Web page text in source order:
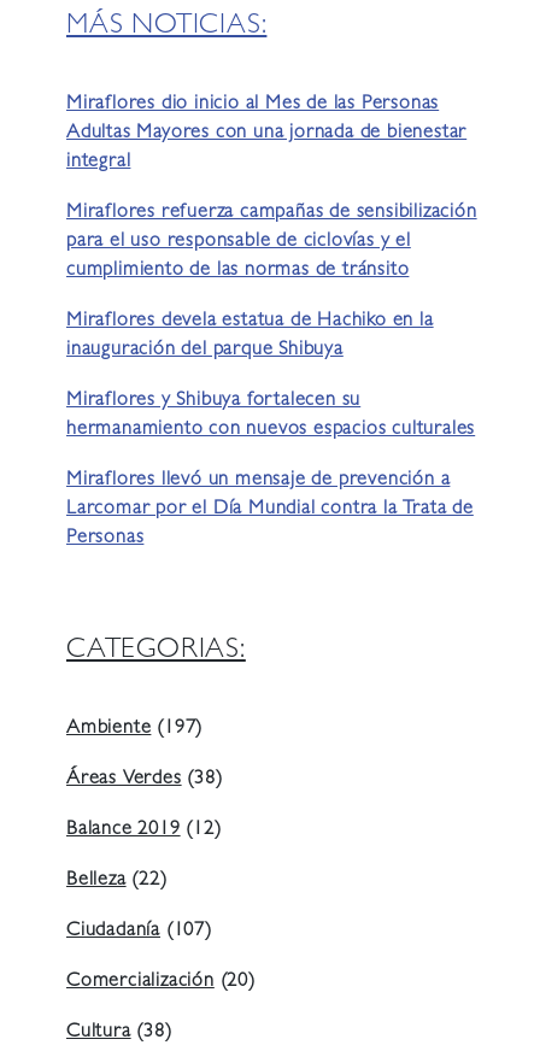
MÁS NOTICIAS:
Miraflores dio inicio al Mes de las Personas
Adultas Mayores con una jornada de bienestar
integral
Miraflores refuerza campañas de sensibilización
para el uso responsable de ciclovías y el
cumplimiento de las normas de tránsito
Miraflores devela estatua de Hachiko en la
inauguración del parque Shibuya
Miraflores y Shibuya fortalecen su
hermanamiento con nuevos espacios culturales
Miraflores llevó un mensaje de prevención a
Larcomar por el Día Mundial contra la Trata de
Personas
CATEGORIAS:
Ambiente(197)
Áreas Verdes(38)
Balance 2019(12)
Belleza(22)
Ciudadanía (107)
Comercialización(20)
Cultura(38)